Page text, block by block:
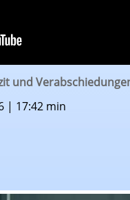
und
| 17:42 min